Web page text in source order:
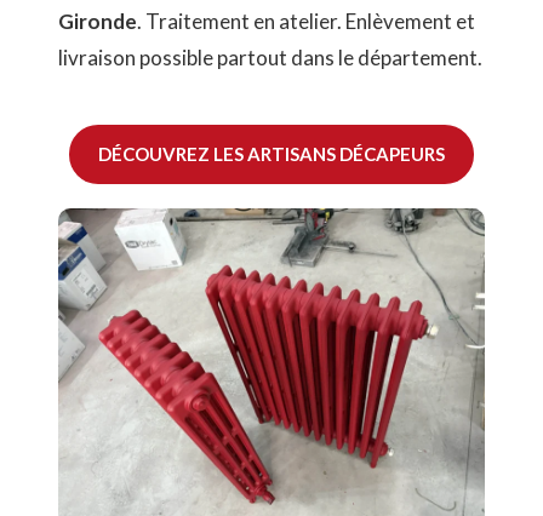
Gironde. Traitement en atelier. Enlèvement et
livraison possible partout dans le département.
DÉCOUVREZ LES ARTISANS DÉCAPEURS